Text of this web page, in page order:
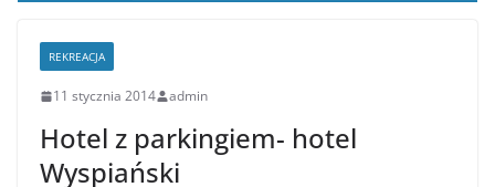
REKREACJA
11 stycznia 2014 admin
Hotel z parkingiem- hotel
Wyspiański